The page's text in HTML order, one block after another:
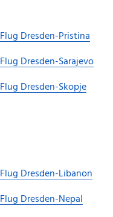
Flug Dresden-Pristina
Flug Dresden-Sarajevo
Flug Dresden-Skopje
Flug Dresden-Libanon
Flug Dresden-Nepal